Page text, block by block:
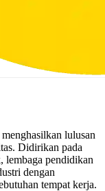
lulusan
Didirikan pada
lembaga pendidikan
dengan
tempat kerja.